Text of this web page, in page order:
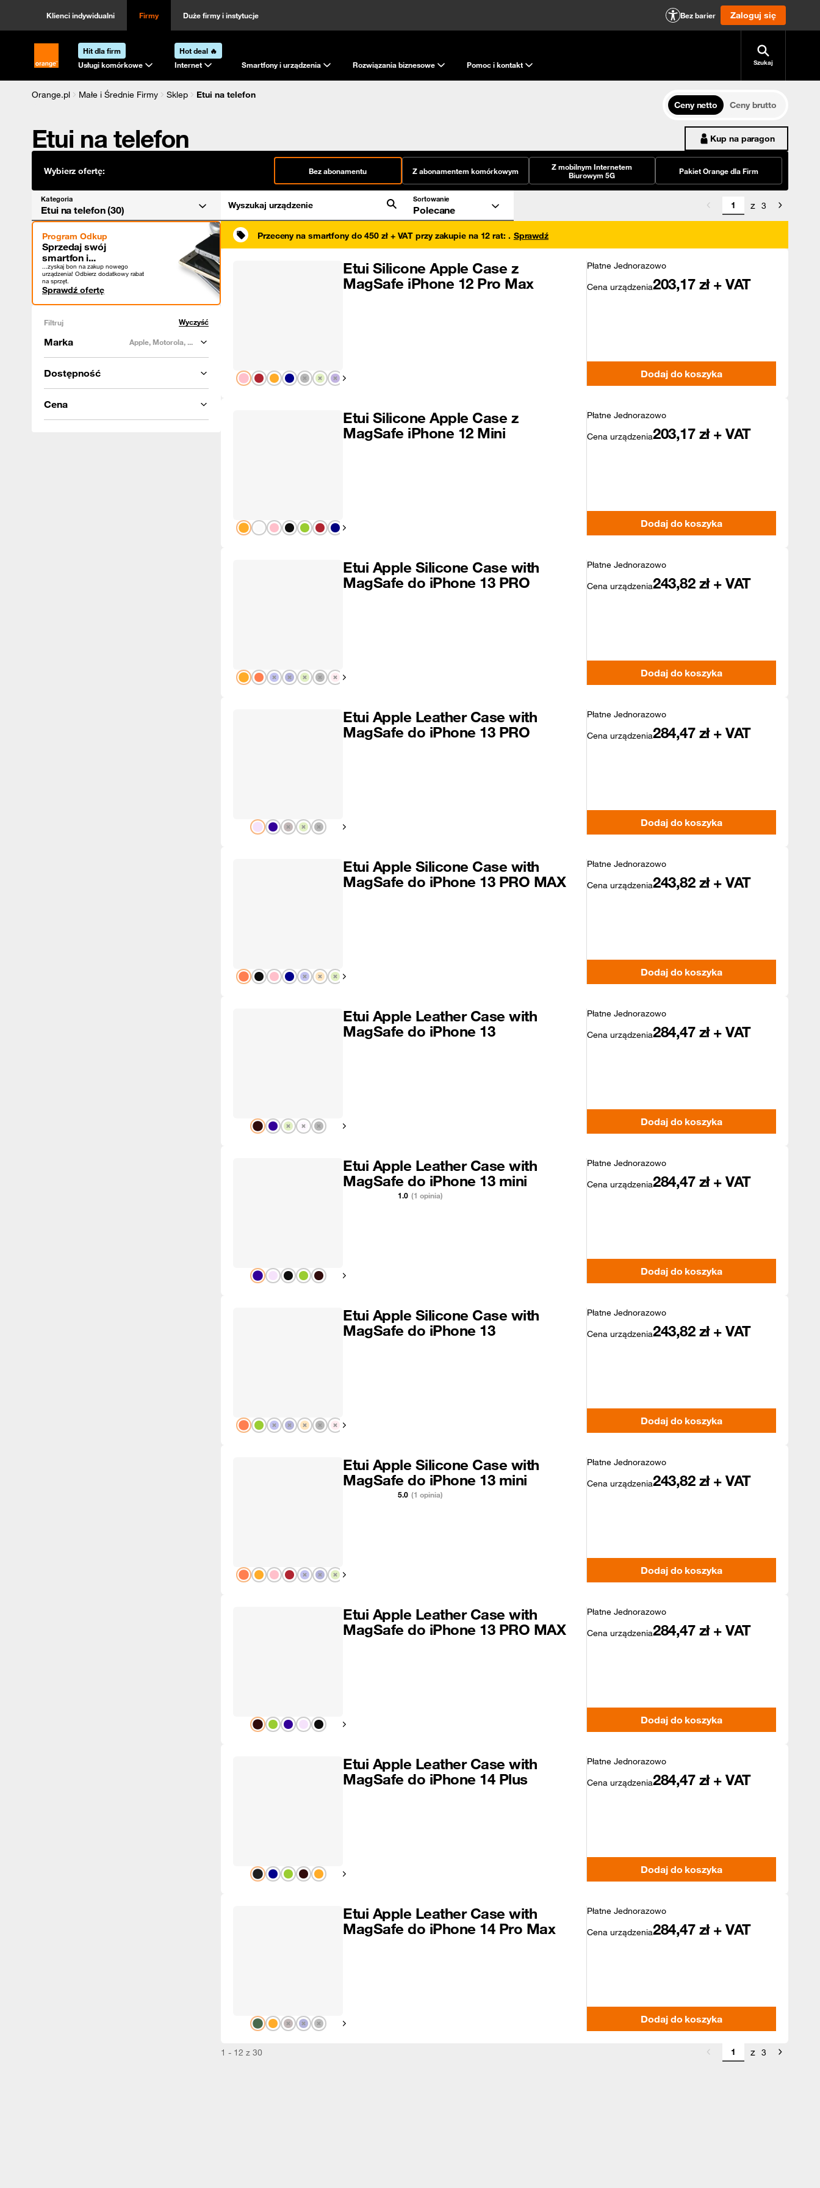
Klienci indywidualni Firmy Duże firmy i instytucje Bez barier Zaloguj się
Strona główna Orange.pl
Hit dla firm
Usługi komórkowe
Hot deal 🔥
Internet
Smartfony i urządzenia Rozwiązania biznesowe Pomoc i kontakt Szukaj
Orange.pl Małe i Średnie Firmy Sklep
Etui na telefon
Ceny netto
Ceny brutto
Etui na telefon Kup na paragon
Wybierz ofertę: Bez abonamentu Z abonamentem komórkowym
Z mobilnym Internetem
Biurowym 5G
Pakiet Orange dla Firm
Kategoria
Etui na telefon (30) Wyszukaj urządzenie
Sortowanie
Polecane z 3
Program Odkup
Sprzedaj swój
smartfon i...
...zyskaj bon na zakup nowego
urządzenia! Odbierz dodatkowy rabat
na sprzęt.
Sprawdź ofertę
Filtruj Wyczyść
Marka Apple, Motorola, ...
Dostępność
Cena
Przeceny na smartfony do 450 zł + VAT przy zakupie na 12 rat: . Sprawdź
Pokaż następny
Etui Silicone Apple Case z
MagSafe iPhone 12 Pro Max
Płatne Jednorazowo
Cena urządzenia203,17 zł + VAT
Dodaj do koszyka
Pokaż następny
Etui Silicone Apple Case z
MagSafe iPhone 12 Mini
Płatne Jednorazowo
Cena urządzenia203,17 zł + VAT
Dodaj do koszyka
Pokaż następny
Etui Apple Silicone Case with
MagSafe do iPhone 13 PRO
Płatne Jednorazowo
Cena urządzenia243,82 zł + VAT
Dodaj do koszyka
Pokaż następny
Etui Apple Leather Case with
MagSafe do iPhone 13 PRO
Płatne Jednorazowo
Cena urządzenia284,47 zł + VAT
Dodaj do koszyka
Pokaż następny
Etui Apple Silicone Case with
MagSafe do iPhone 13 PRO MAX
Płatne Jednorazowo
Cena urządzenia243,82 zł + VAT
Dodaj do koszyka
Pokaż następny
Etui Apple Leather Case with
MagSafe do iPhone 13
Płatne Jednorazowo
Cena urządzenia284,47 zł + VAT
Dodaj do koszyka
Pokaż następny
Etui Apple Leather Case with
MagSafe do iPhone 13 mini
1.0 (1 opinia)
Płatne Jednorazowo
Cena urządzenia284,47 zł + VAT
Dodaj do koszyka
Pokaż następny
Etui Apple Silicone Case with
MagSafe do iPhone 13
Płatne Jednorazowo
Cena urządzenia243,82 zł + VAT
Dodaj do koszyka
Pokaż następny
Etui Apple Silicone Case with
MagSafe do iPhone 13 mini
5.0 (1 opinia)
Płatne Jednorazowo
Cena urządzenia243,82 zł + VAT
Dodaj do koszyka
Pokaż następny
Etui Apple Leather Case with
MagSafe do iPhone 13 PRO MAX
Płatne Jednorazowo
Cena urządzenia284,47 zł + VAT
Dodaj do koszyka
Pokaż następny
Etui Apple Leather Case with
MagSafe do iPhone 14 Plus
Płatne Jednorazowo
Cena urządzenia284,47 zł + VAT
Dodaj do koszyka
Pokaż następny
Etui Apple Leather Case with
MagSafe do iPhone 14 Pro Max
Płatne Jednorazowo
Cena urządzenia284,47 zł + VAT
Dodaj do koszyka
1 - 12 z 30 z 3